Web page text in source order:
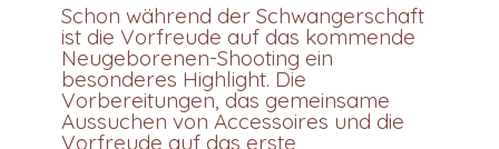
Schon während der Schwangerschaft
ist die Vorfreude auf das kommende
Neugeborenen-Shooting ein
besonderes Highlight. Die
Vorbereitungen, das gemeinsame
Aussuchen von Accessoires und die
Vorfreude auf das erste